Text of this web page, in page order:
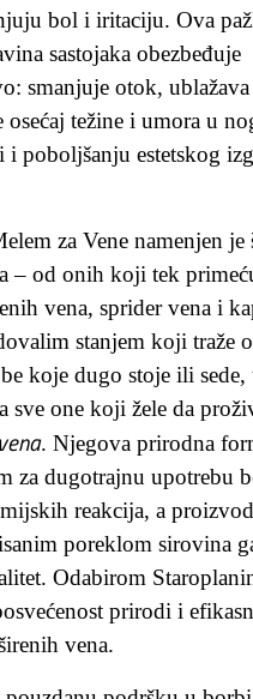
bol i iritaciju. Ova
sastojaka obezbeđuje
smanjuje otok,
osećaj težine i umora u
i poboljšanju estetskog
za Vene namenjen je
– od onih koji tek
vena, sprider vena i
stanjem koji traže
koje dugo stoje ili sede,
sve one koji žele da
. Njegova prirodna
za dugotrajnu upotrebu
reakcija, a
poreklom sirovina
Odabirom
prirodi i
vena.